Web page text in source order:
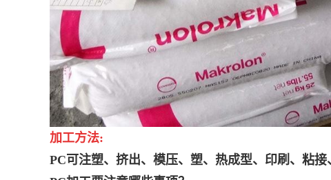
加工方法:
PC可注塑、挤出、模压、塑、热成型、印刷、粘